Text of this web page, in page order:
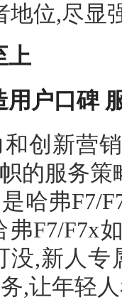
地位,尽显
上
户口碑
创新营
的服务
哈弗F7/
F7/F7x
没,新人
,让年轻